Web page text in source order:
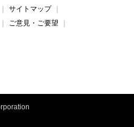
サイトマップ
ご意見・ご要望